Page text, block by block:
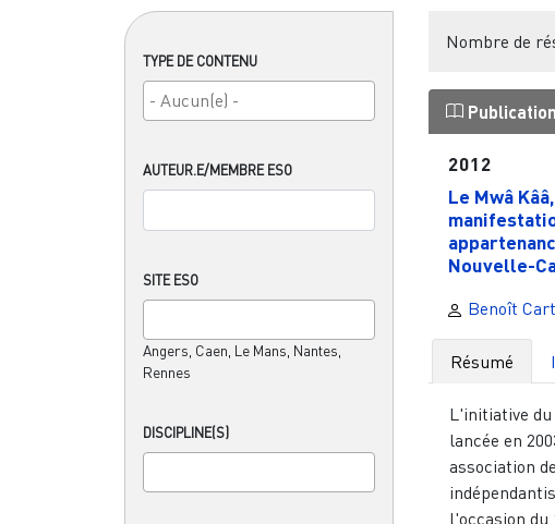
TYPE DE CONTENU
AUTEUR.E/MEMBRE ESO
SITE ESO
Angers, Caen, Le Mans, Nantes,
Rennes
DISCIPLINE(S)
Nombre de
Publication
2012
Le Mwâ
Nouvelle-
Benoît
Résumé
L'initiative du
lancée en
association
l'occasion du